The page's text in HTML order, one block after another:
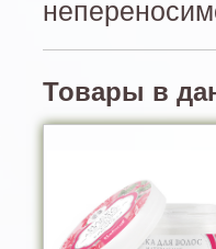
Товары в